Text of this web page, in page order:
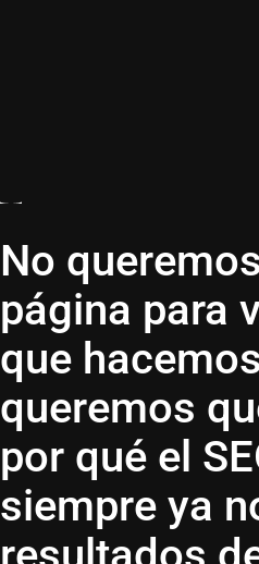
No
página para
que
queremos
por qué el
siempre ya